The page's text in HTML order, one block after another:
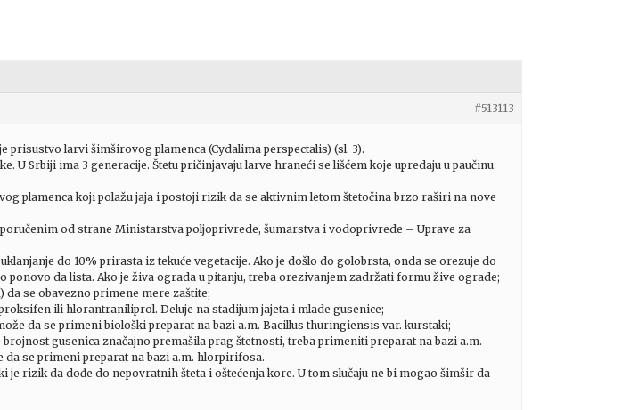
#513113
larvi šimširovog plamenca (Cydalima perspectalis) (sl. 3).
U Srbiji ima 3 generacije. Štetu pričinjavaju larve hraneći se lišćem koje upredaju u paučinu.
plamenca koji polažu jaja i postoji rizik da se aktivnim letom štetočina brzo raširi na nove
od strane Ministarstva poljoprivrede, šumarstva i vodoprivrede – Uprave za
do 10% prirasta iz tekuće vegetacije. Ako je došlo do golobrsta, onda se orezuje do
ponovo da lista. Ako je živa ograda u pitanju, treba orezivanjem zadržati formu žive ograde;
da se obavezno primene mere zaštite;
ili hlorantraniliprol. Deluje na stadijum jajeta i mlade gusenice;
da se primeni biološki preparat na bazi a.m. Bacillus thuringiensis var. kurstaki;
gusenica značajno premašila prag štetnosti, treba primeniti preparat na bazi a.m.
se primeni preparat na bazi a.m. hlorpirifosa.
je rizik da dođe do nepovratnih šteta i oštećenja kore. U tom slučaju ne bi mogao šimšir da